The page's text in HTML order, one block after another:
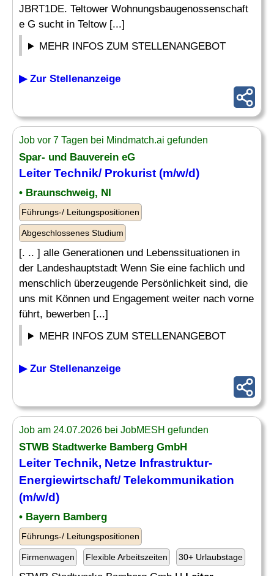
JBRT1DE. Teltower Wohnungsbaugenossenschaft
e G sucht in Teltow [...]
MEHR INFOS ZUM STELLENANGEBOT
▶ Zur Stellenanzeige
Job vor 7 Tagen bei Mindmatch.ai gefunden
Spar- und Bauverein eG
Leiter Technik/ Prokurist (m/w/d)
• Braunschweig, NI
Führungs-/ Leitungspositionen
Abgeschlossenes Studium
[. .. ] alle Generationen und Lebenssituationen in
der Landeshauptstadt Wenn Sie eine fachlich und
menschlich überzeugende Persönlichkeit sind, die
uns mit Können und Engagement weiter nach vorne
führt, bewerben [...]
MEHR INFOS ZUM STELLENANGEBOT
▶ Zur Stellenanzeige
Job am 24.07.2026 bei JobMESH gefunden
STWB Stadtwerke Bamberg GmbH
Leiter Technik, Netze Infrastruktur-
Energiewirtschaft/ Telekommunikation
(m/w/d)
• Bayern Bamberg
Führungs-/ Leitungspositionen
Firmenwagen Flexible Arbeitszeiten 30+ Urlaubstage